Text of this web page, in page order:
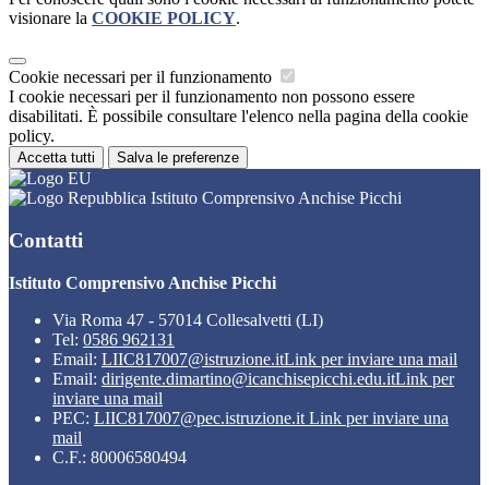
visionare la COOKIE POLICY.
Cookie necessari per il funzionamento
I cookie necessari per il funzionamento non possono essere
disabilitati. È possibile consultare l'elenco nella pagina della cookie
policy.
Accetta tutti Salva le preferenze
Istituto Comprensivo Anchise Picchi
Contatti
Istituto Comprensivo Anchise Picchi
Via Roma 47 - 57014 Collesalvetti (LI)
Tel: 0586 962131
Email: LIIC817007@istruzione.itLink per inviare una mail
Email: dirigente.dimartino@icanchisepicchi.edu.itLink per
inviare una mail
PEC: LIIC817007@pec.istruzione.it Link per inviare una
mail
C.F.: 80006580494